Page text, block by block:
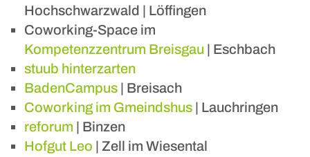
Hochschwarzwald | Löffingen
Coworking-Space im
Kompetenzzentrum Breisgau | Eschbach
stuub hinterzarten
BadenCampus | Breisach
Coworking im Gmeindshus | Lauchringen
reforum | Binzen
Hofgut Leo | Zell im Wiesental